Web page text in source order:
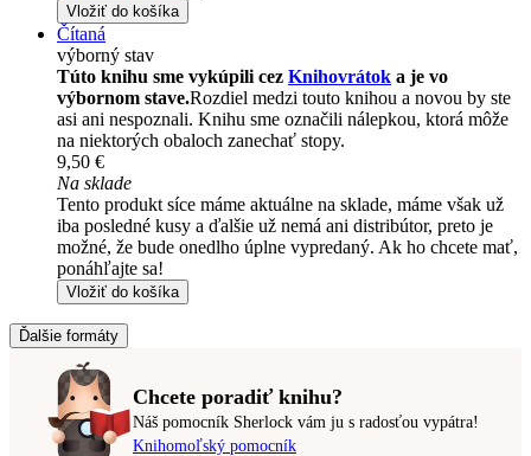
Vložiť do košíka
Čítaná
výborný stav
Túto knihu sme vykúpili cez Knihovrátok a je vo
výbornom stave.Rozdiel medzi touto knihou a novou by ste
asi ani nespoznali. Knihu sme označili nálepkou, ktorá môže
na niektorých obaloch zanechať stopy.
9,50 €
Na sklade
Tento produkt síce máme aktuálne na sklade, máme však už
iba posledné kusy a ďalšie už nemá ani distribútor, preto je
možné, že bude onedlho úplne vypredaný. Ak ho chcete mať,
ponáhľajte sa!
Vložiť do košíka
Ďalšie formáty
Chcete poradiť knihu?
Náš pomocník Sherlock vám ju s radosťou vypátra!
Knihomoľský pomocník